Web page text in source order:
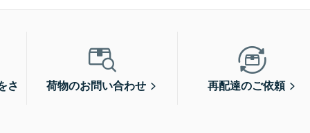
さ
荷物のお問い合わせ 再配達のご依頼